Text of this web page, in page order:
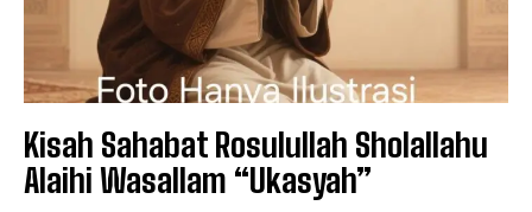
Kisah Sahabat Rosulullah Sholallahu
Alaihi Wasallam “Ukasyah”